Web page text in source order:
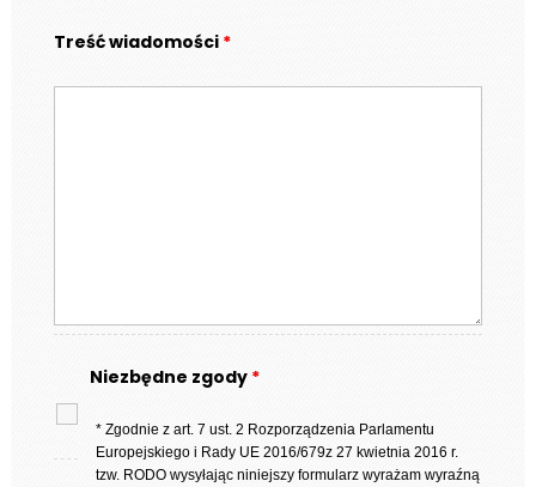
Treść wiadomości *
Niezbędne zgody *
* Zgodnie z art. 7 ust. 2 Rozporządzenia Parlamentu
Europejskiego i Rady UE 2016/679z 27 kwietnia 2016 r.
tzw. RODO wysyłając niniejszy formularz wyrażam wyraźną